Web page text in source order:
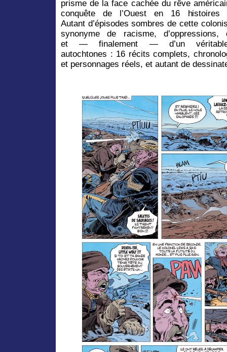
prisme de la face cachée du rêve
conquête de l’Ouest en 16
Autant d’épisodes sombres de cette
synonyme de racisme,
et — finalement — d’un
autochtones : 16 récits complets,
et personnages réels, et autant de